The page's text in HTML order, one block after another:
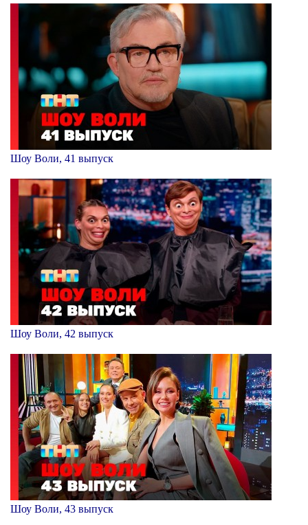
Шоу Воли, 41 выпуск
Шоу Воли, 42 выпуск
Шоу Воли, 43 выпуск